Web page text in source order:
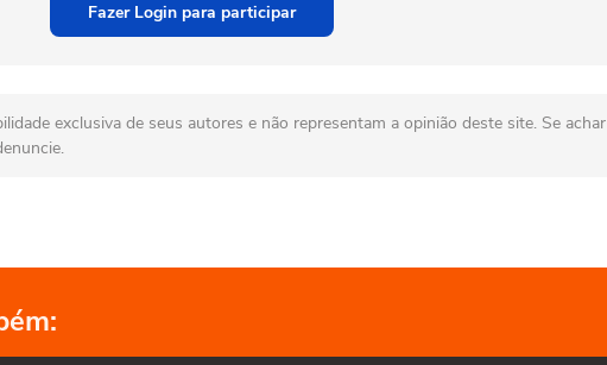
Fazer Login para participar
exclusiva de seus autores e não representam a opinião deste site. Se achar